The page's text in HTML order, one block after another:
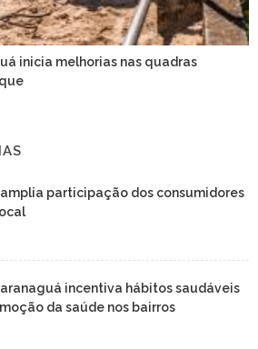
inicia melhorias nas quadras
participação dos consumidores
incentiva hábitos saudáveis
da saúde nos bairros